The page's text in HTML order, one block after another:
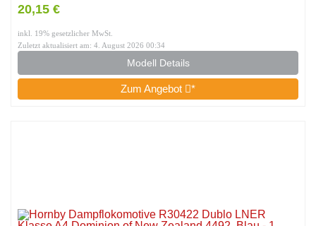
20,15 €
inkl. 19% gesetzlicher MwSt.
Zuletzt aktualisiert am: 4. August 2026 00:34
Modell Details
Zum Angebot *